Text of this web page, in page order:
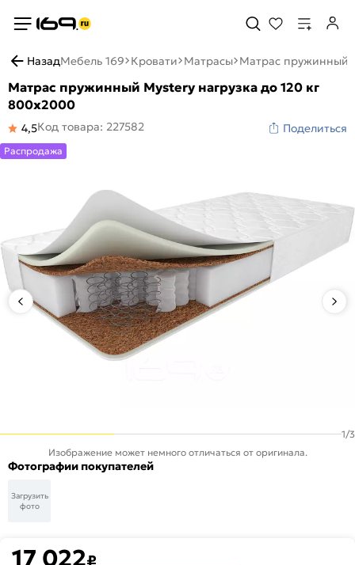
НазадМебель 169 Кровати Матрасы Матрас пружинный
Матрас пружинный Mystery нагрузка до 120 кг
800x2000
4,5Код товара: 227582 Поделиться
1/3
Распродажа
Изображение может немного отличаться от оригинала.
Фотографии покупателей
Загрузить
фото
17 022₽